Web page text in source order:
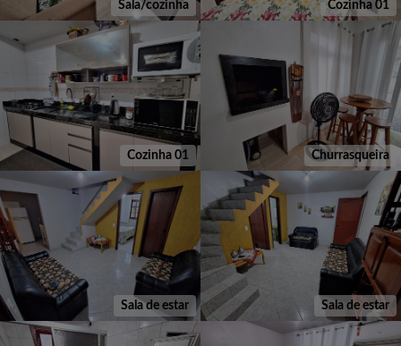
Sala/cozinha Cozinha 01
Cozinha 01 Churrasqueira
Sala de estar Sala de estar